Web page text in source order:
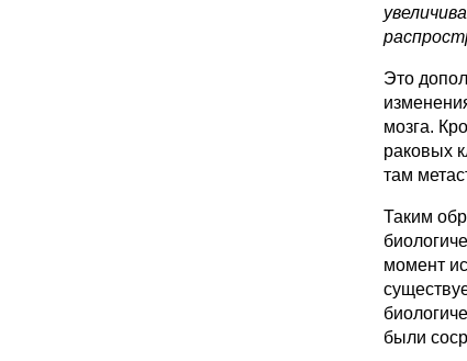
Это
мозга.
раковых
там
Таким
момент
были